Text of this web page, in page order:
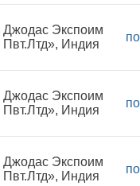
Джодас Экспоим
Пвт.Лтд», Индия
Джодас Экспоим
Пвт.Лтд», Индия
Джодас Экспоим
Пвт.Лтд», Индия